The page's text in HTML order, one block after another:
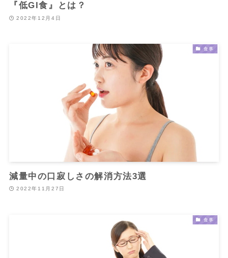
『低GI食』とは？
2022年12月4日
食事
減量中の口寂しさの解消方法3選
2022年11月27日
食事